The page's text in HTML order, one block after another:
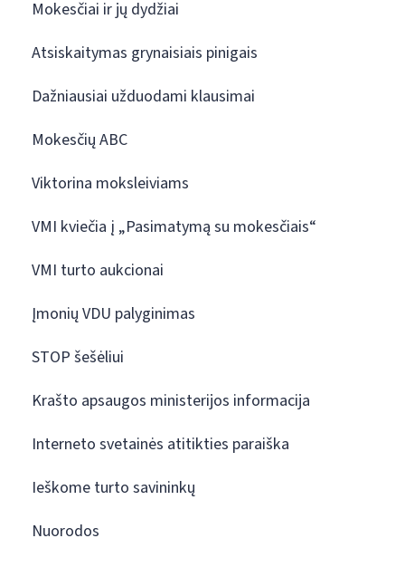
Mokesčiai ir jų dydžiai
Atsiskaitymas grynaisiais pinigais
Dažniausiai užduodami klausimai
Mokesčių ABC
Viktorina moksleiviams
VMI kviečia į „Pasimatymą su mokesčiais“
VMI turto aukcionai
Įmonių VDU palyginimas
STOP šešėliui
Krašto apsaugos ministerijos informacija
Interneto svetainės atitikties paraiška
Ieškome turto savininkų
Nuorodos